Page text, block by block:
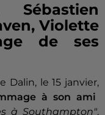
Sébastien
Violette
de ses
Dalin, le 15 janvier,
à son ami
à Southampton".